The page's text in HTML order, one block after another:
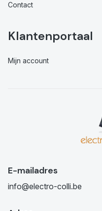
Contact
Klantenportaal
Mijn account
E-mailadres
info@electro-colli.be